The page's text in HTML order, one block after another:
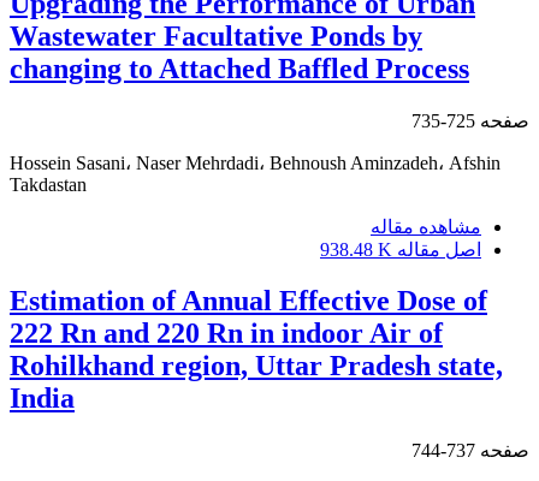
Wastewater Facultative Ponds by
changing to Attached Baffled Process
صفحه 725-735
Hossein Sasani، Naser Mehrdadi، Behnoush Aminzadeh، Afshin
Takdastan
مشاهده مقاله
اصل مقاله 938.48 K
Estimation of Annual Effective Dose of
222 Rn and 220 Rn in indoor Air of
Rohilkhand region, Uttar Pradesh state,
India
صفحه 737-744